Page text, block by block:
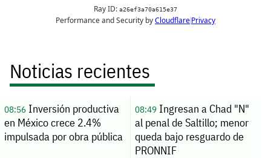
Noticias recientes
08:56Inversión productiva
en México crece 2.4%
impulsada por obra pública
08:49Ingresan a Chad "N"
al penal de Saltillo; menor
queda bajo resguardo de
PRONNIF